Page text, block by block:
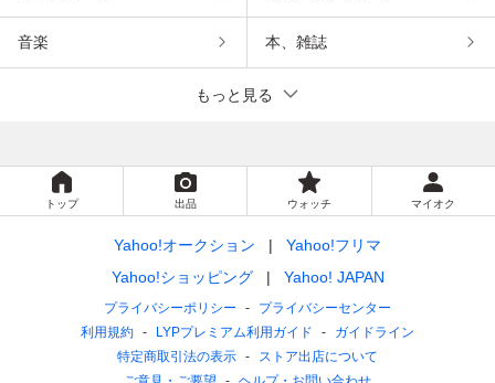
音楽 本、雑誌
もっと見る
トップ 出品 ウォッチ マイオク
Yahoo!オークション
Yahoo!フリマ
Yahoo!ショッピング
Yahoo! JAPAN
プライバシーポリシー
プライバシーセンター
利用規約
LYPプレミアム利用ガイド
ガイドライン
特定商取引法の表示
ストア出店について